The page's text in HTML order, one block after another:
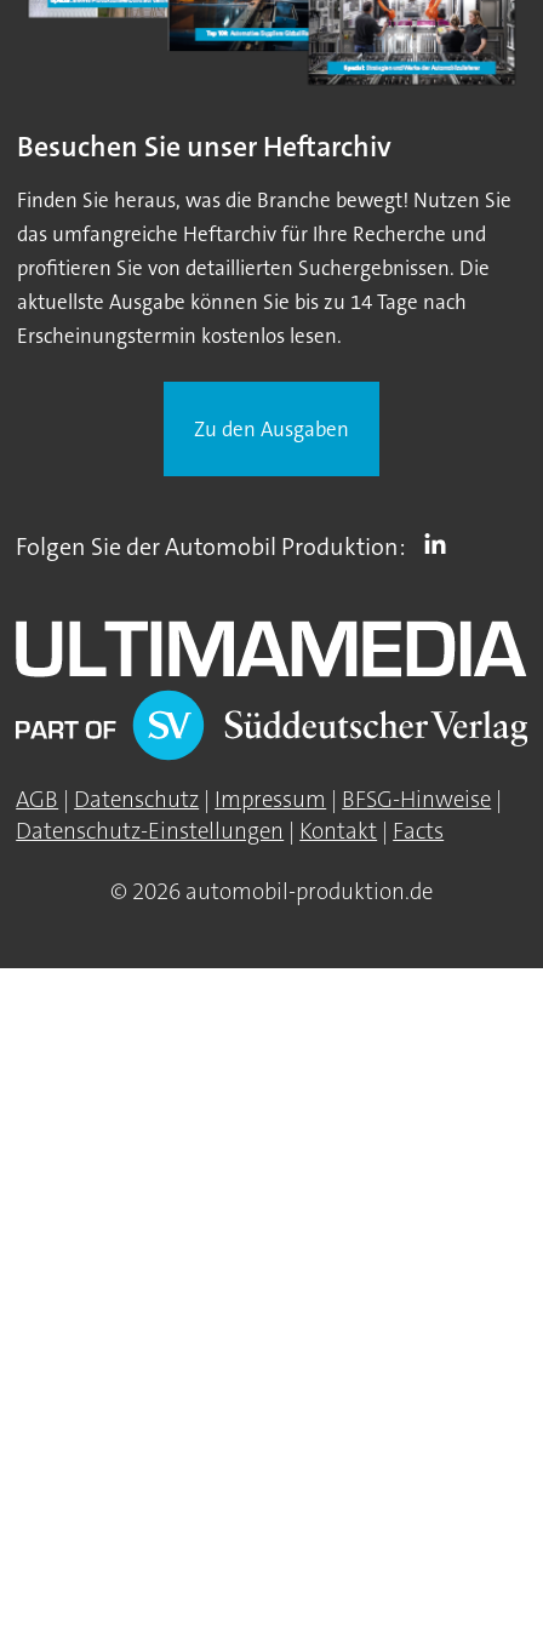
Besuchen Sie unser Heftarchiv
Finden Sie heraus, was die Branche bewegt! Nutzen Sie
das umfangreiche Heftarchiv für Ihre Recherche und
profitieren Sie von detaillierten Suchergebnissen. Die
aktuellste Ausgabe können Sie bis zu 14 Tage nach
Erscheinungstermin kostenlos lesen.
Zu den Ausgaben
Folgen Sie der Automobil Produktion:
AGB | Datenschutz | Impressum | BFSG-Hinweise |
Datenschutz-Einstellungen | Kontakt | Facts
© 2026 automobil-produktion.de